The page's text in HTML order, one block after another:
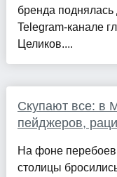
бренда
Telegram-канале
Целиков....
Скупают все: в
пейджеров,
На фоне
столицы